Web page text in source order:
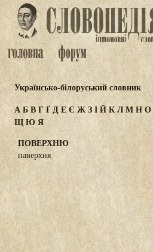
Українсько-білоруський словник
АБВГҐДЕЄ ЖЗІЙКЛМНО
ЩЮ Я
ПОВЕРХНЮ
паверхня